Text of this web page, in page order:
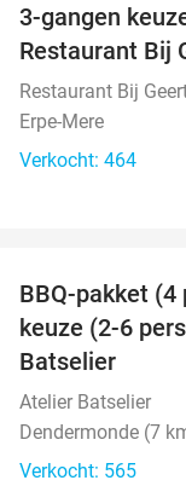
3-gangen
Restaurant Bij
Restaurant Bij
Erpe-Mere
Verkocht: 464
BBQ-pakket
keuze (2-6
Batselier
Atelier Batselier
Dendermonde (7
Verkocht: 565